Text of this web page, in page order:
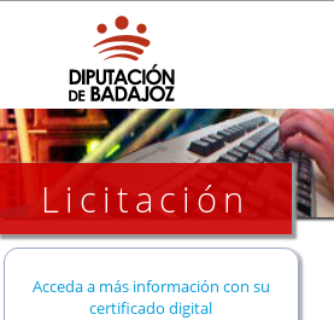
Licitación
Acceda a más información con su
certificado digital